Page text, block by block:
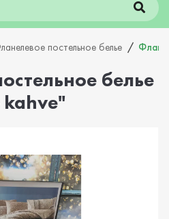
постельное белье
белье
kahve"